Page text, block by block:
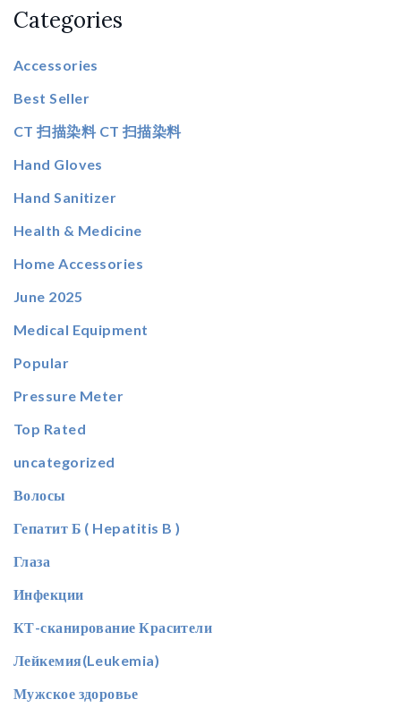
Categories
Accessories
Best Seller
CT 扫描染料 CT 扫描染料
Hand Gloves
Hand Sanitizer
Health & Medicine
Home Accessories
June 2025
Medical Equipment
Popular
Pressure Meter
Top Rated
uncategorized
Волосы
Гепатит Б ( Hepatitis B )
Глаза
Инфекции
КТ-сканирование Красители
Лейкемия(Leukemia)
Мужское здоровье